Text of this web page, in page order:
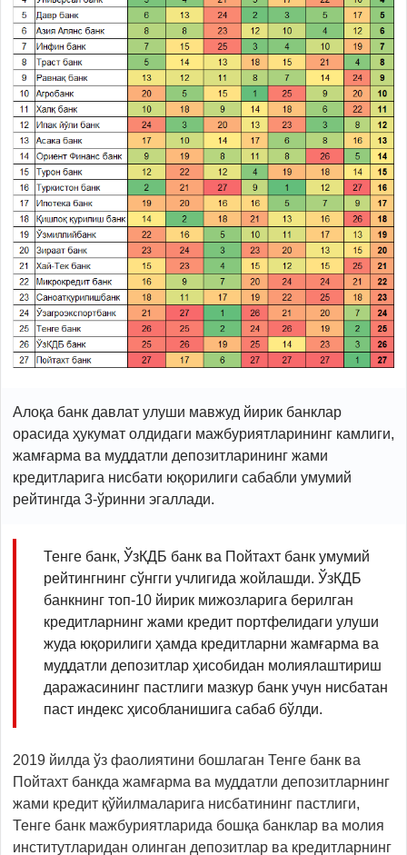
Алоқа банк давлат улуши мавжуд йирик банклар
орасида ҳукумат олдидаги мажбуриятларининг камлиги,
жамғарма ва муддатли депозитларининг жами
кредитларига нисбати юқорилиги сабабли умумий
рейтингда 3-ўринни эгаллади.
Тенге банк, ЎзКДБ банк ва Пойтахт банк умумий
рейтингнинг сўнгги учлигида жойлашди. ЎзКДБ
банкнинг топ-10 йирик мижозларига берилган
кредитларнинг жами кредит портфелидаги улуши
жуда юқорилиги ҳамда кредитларни жамғарма ва
муддатли депозитлар ҳисобидан молиялаштириш
даражасининг пастлиги мазкур банк учун нисбатан
паст индекс ҳисобланишига сабаб бўлди.
2019 йилда ўз фаолиятини бошлаган Тенге банк ва
Пойтахт банкда жамғарма ва муддатли депозитларнинг
жами кредит қўйилмаларига нисбатининг пастлиги,
Тенге банк мажбуриятларида бошқа банклар ва молия
институтларидан олинган депозитлар ва кредитларнинг